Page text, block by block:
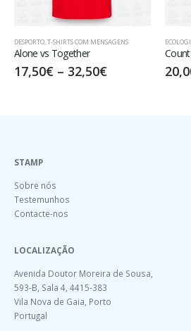
T-SHIRTS COM MENSAGENS
Together
–32,50 €
ECOLOGIA T-SHIRTS
Count With
–
STAMP
Sobre nós
Testemunhos
Contacte-nos
LOCALIZAÇÃO
Avenida Doutor Moreira de Sousa,
593-B, Sala 4, 4415-383
Vila Nova de Gaia, Porto
Portugal